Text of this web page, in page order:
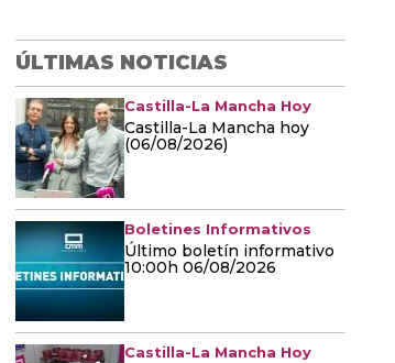
ÚLTIMAS NOTICIAS
Castilla-La Mancha Hoy
Castilla-La Mancha hoy
(06/08/2026)
Boletines Informativos
Último boletín informativo
10:00h 06/08/2026
Castilla-La Mancha Hoy